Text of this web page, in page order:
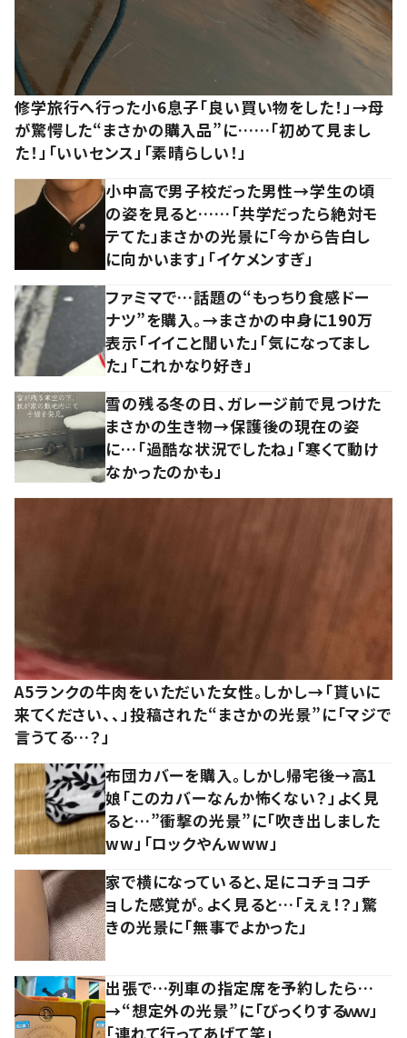
修学旅行へ行った小6息子「良い買い物をした！」→母
が驚愕した“まさかの購入品”に……「初めて見まし
た！」「いいセンス」「素晴らしい！」
小中高で男子校だった男性→学生の頃
の姿を見ると……「共学だったら絶対モ
テてた」まさかの光景に「今から告白し
に向かいます」「イケメンすぎ」
ファミマで…話題の“もっちり食感ドー
ナツ”を購入。→まさかの中身に190万
表示「イイこと聞いた」「気になってまし
た」「これかなり好き」
雪の残る冬の日、ガレージ前で見つけた
まさかの生き物→保護後の現在の姿
に…「過酷な状況でしたね」「寒くて動け
なかったのかも」
A5ランクの牛肉をいただいた女性。しかし→「貰いに
来てください、、」投稿された“まさかの光景”に「マジで
言うてる…？」
布団カバーを購入。しかし帰宅後→高1
娘「このカバーなんか怖くない？」よく見
ると…”衝撃の光景”に「吹き出しました
ww」「ロックやんwww」
家で横になっていると、足にコチョコチ
ョした感覚が。よく見ると…「えぇ！？」驚
きの光景に「無事でよかった」
出張で…列車の指定席を予約したら…
→“想定外の光景”に「びっくりするｗｗ」
「連れて行ってあげて笑」